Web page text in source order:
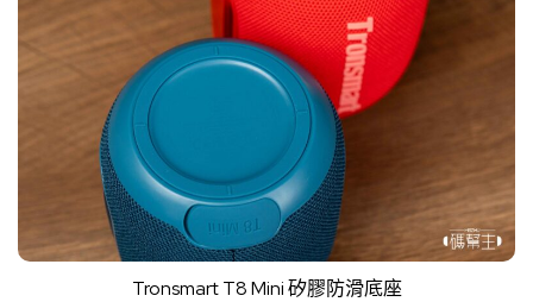
Tronsmart T8 Mini 矽膠防滑底座